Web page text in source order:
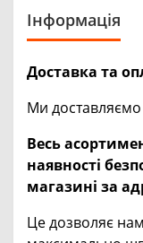
Інформація
Доставка та
Ми доставляємо
Весь
наявності
магазині за
Це дозволяє